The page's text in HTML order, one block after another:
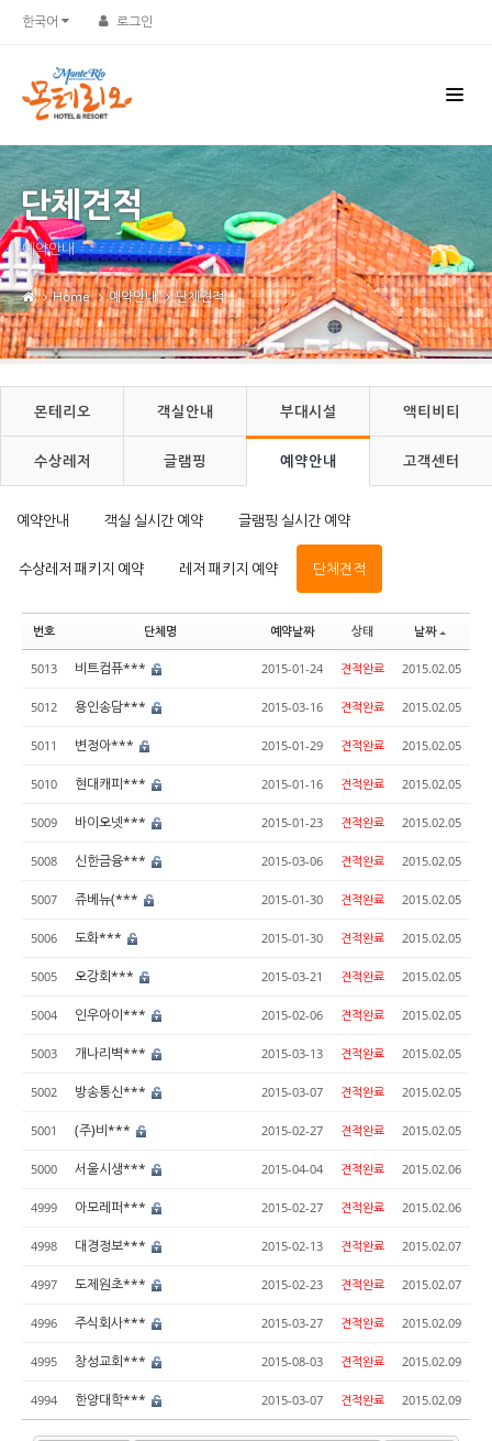
한국어 로그인
단체견적
예약안내
Home 예약안내 단체견적
몬테리오 객실안내 부대시설 액티비티
수상레저 글램핑 예약안내 고객센터
예약안내 객실 실시간 예약 글램핑 실시간 예약
수상레저 패키지 예약 레저 패키지 예약 단체견적
번호 단체명 예약날짜 상태 날짜
5013 비트컴퓨*** 2015-01-24 견적완료 2015.02.05
5012 용인송담*** 2015-03-16 견적완료 2015.02.05
5011 변정아*** 2015-01-29 견적완료 2015.02.05
5010 현대캐피*** 2015-01-16 견적완료 2015.02.05
5009 바이오넷*** 2015-01-23 견적완료 2015.02.05
5008 신한금융*** 2015-03-06 견적완료 2015.02.05
5007 쥬베뉴(*** 2015-01-30 견적완료 2015.02.05
5006 도화*** 2015-01-30 견적완료 2015.02.05
5005 오강회*** 2015-03-21 견적완료 2015.02.05
5004 인우아이*** 2015-02-06 견적완료 2015.02.05
5003 개나리벽*** 2015-03-13 견적완료 2015.02.05
5002 방송통신*** 2015-03-07 견적완료 2015.02.05
5001 (주)비*** 2015-02-27 견적완료 2015.02.05
5000 서울시생*** 2015-04-04 견적완료 2015.02.06
4999 아모레퍼*** 2015-02-27 견적완료 2015.02.06
4998 대경정보*** 2015-02-13 견적완료 2015.02.07
4997 도제원초*** 2015-02-23 견적완료 2015.02.07
4996 주식회사*** 2015-03-27 견적완료 2015.02.09
4995 창성교회*** 2015-08-03 견적완료 2015.02.09
4994 한양대학*** 2015-03-07 견적완료 2015.02.09
Sketchbook5, 스케치북5